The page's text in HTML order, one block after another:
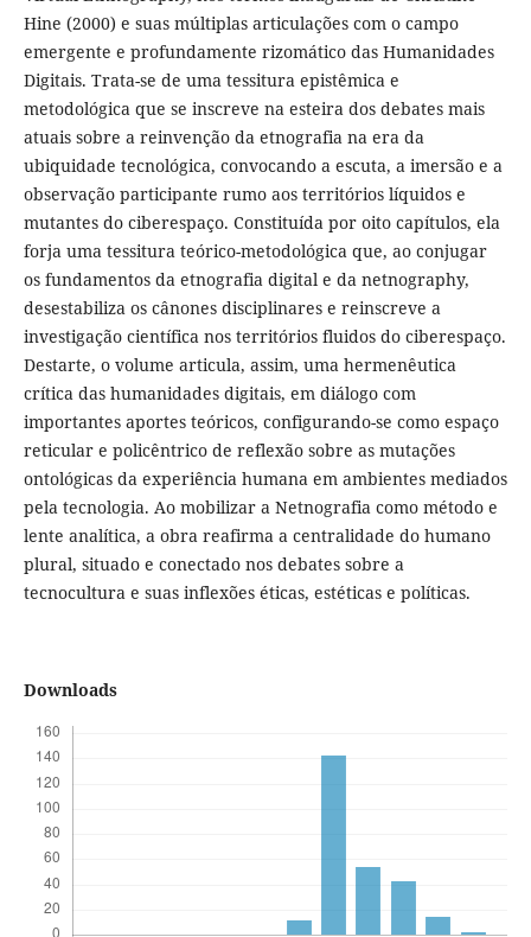
Hine (2000) e suas múltiplas articulações com o campo
emergente e profundamente rizomático das Humanidades
Digitais. Trata-se de uma tessitura epistêmica e
metodológica que se inscreve na esteira dos debates mais
atuais sobre a reinvenção da etnografia na era da
ubiquidade tecnológica, convocando a escuta, a imersão e a
observação participante rumo aos territórios líquidos e
mutantes do ciberespaço. Constituída por oito capítulos, ela
forja uma tessitura teórico-metodológica que, ao conjugar
os fundamentos da etnografia digital e da netnography,
desestabiliza os cânones disciplinares e reinscreve a
investigação científica nos territórios fluidos do ciberespaço.
Destarte, o volume articula, assim, uma hermenêutica
crítica das humanidades digitais, em diálogo com
importantes aportes teóricos, configurando-se como espaço
reticular e policêntrico de reflexão sobre as mutações
ontológicas da experiência humana em ambientes mediados
pela tecnologia. Ao mobilizar a Netnografia como método e
lente analítica, a obra reafirma a centralidade do humano
plural, situado e conectado nos debates sobre a
tecnocultura e suas inflexões éticas, estéticas e políticas.
Downloads